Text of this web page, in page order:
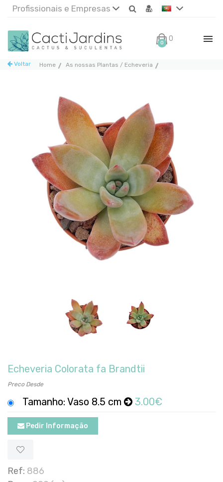
Profissionais e Empresas
0 0€
Home As nossas Plantas / Echeveria
Voltar
Echeveria Colorata fa Brandtii
Preco Desde
Tamanho: Vaso 8.5 cm 3.00€
Pedir Informação
Ref: 886